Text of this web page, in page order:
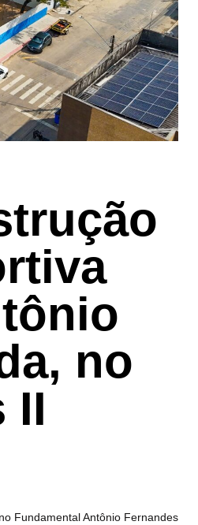
no
II
Fundamental Antônio Fernandes